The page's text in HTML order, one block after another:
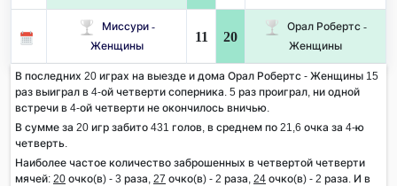
Миссури -
Женщины
11 20
Орал Робертс -
Женщины
В последних 20 играх на выезде и дома Орал Робертс - Женщины 15
раз выиграл в 4-ой четверти соперника. 5 раз проиграл, ни одной
встречи в 4-ой четверти не окончилось вничью.
В сумме за 20 игр забито 431 голов, в среднем по 21,6 очка за 4-ю
четверть.
Наиболее частое количество заброшенных в четвертой четверти
мячей: 20 очко(в) - 3 раза, 27 очко(в) - 2 раза, 24 очко(в) - 2 раза. И в